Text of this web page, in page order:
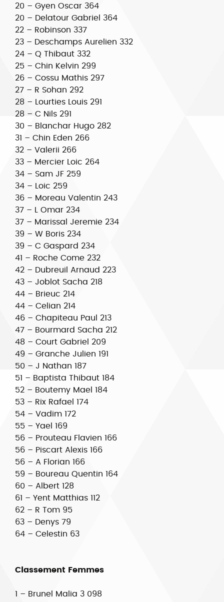
20 – Gyen Oscar 364
20 – Delatour Gabriel 364
22 – Robinson 337
23 – Deschamps Aurelien 332
24 – Q Thibaut 332
25 – Chin Kelvin 299
26 – Cossu Mathis 297
27 – R Sohan 292
28 – Lourties Louis 291
28 – C Nils 291
30 – Blanchar Hugo 282
31 – Chin Eden 266
32 – Valerii 266
33 – Mercier Loic 264
34 – Sam JF 259
34 – Loic 259
36 – Moreau Valentin 243
37 – L Omar 234
37 – Marissal Jeremie 234
39 – W Boris 234
39 – C Gaspard 234
41 – Roche Come 232
42 – Dubreuil Arnaud 223
43 – Joblot Sacha 218
44 – Brieuc 214
44 – Celian 214
46 – Chapiteau Paul 213
47 – Bourmard Sacha 212
48 – Court Gabriel 209
49 – Granche Julien 191
50 – J Nathan 187
51 – Baptista Thibaut 184
52 – Boutemy Mael 184
53 – Rix Rafael 174
54 – Vadim 172
55 – Yael 169
56 – Prouteau Flavien 166
56 – Piscart Alexis 166
56 – A Florian 166
59 – Boureau Quentin 164
60 – Albert 128
61 – Yent Matthias 112
62 – R Tom 95
63 – Denys 79
64 – Celestin 63
Classement Femmes
1 – Brunel Malia 3 098